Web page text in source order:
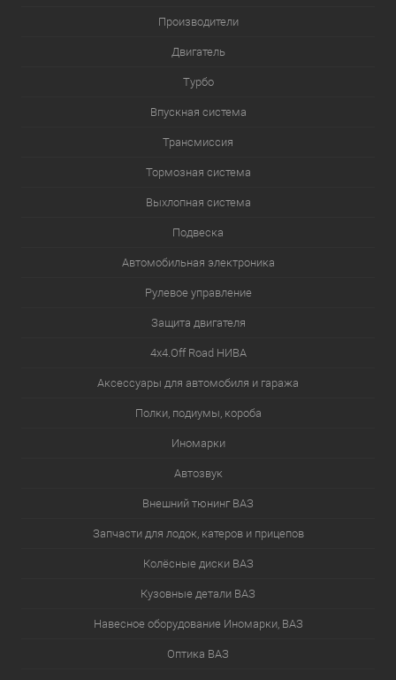
Производители
Двигатель
Турбо
Впускная система
Трансмиссия
Тормозная система
Выхлопная система
Подвеска
Автомобильная электроника
Рулевое управление
Защита двигателя
4х4.Off Road НИВА
Аксессуары для автомобиля и гаража
Полки, подиумы, короба
Иномарки
Автозвук
Внешний тюнинг ВАЗ
Запчасти для лодок, катеров и прицепов
Колёсные диски ВАЗ
Кузовные детали ВАЗ
Навесное оборудование Иномарки, ВАЗ
Оптика ВАЗ